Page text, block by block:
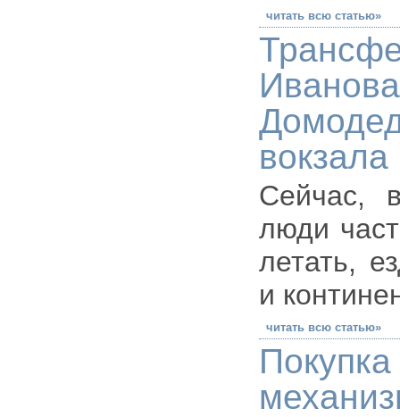
читать всю статью»
вокзала
Cейчас,
люди
летать,
и
читать всю статью»